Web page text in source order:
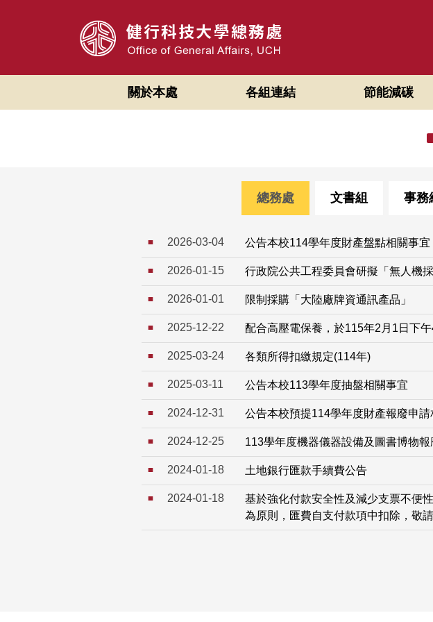
內
區
關於本處 各組連結 節能減碳
總務處 文書組 事務
2026-03-04 公告本校114學年度財產盤點相關事宜
2026-01-15 行政院公共工程委員會研擬「無人機
2026-01-01 限制採購「大陸廠牌資通訊產品」
2025-12-22 配合高壓電保養，於115年2月1日下
2025-03-24 各類所得扣繳規定(114年)
2025-03-11 公告本校113學年度抽盤相關事宜
2024-12-31 公告本校預提114學年度財產報廢申請
2024-12-25 113學年度機器儀器設備及圖書博物報
2024-01-18 土地銀行匯款手續費公告
2024-01-18
基於強化付款安全性及減少支票不便
為原則，匯費自支付款項中扣除，敬